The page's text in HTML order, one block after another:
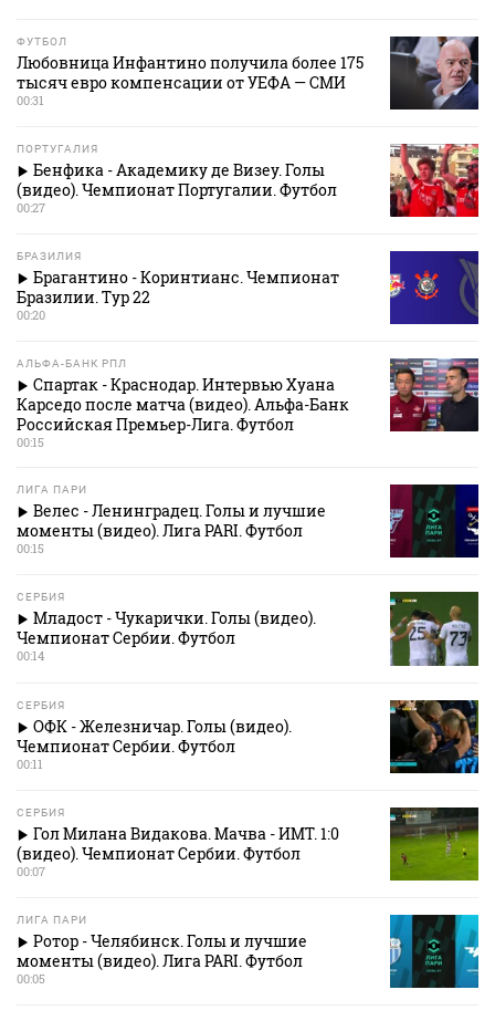
ФУТБОЛ
Любовница Инфантино получила более 175
тысяч евро компенсации от УЕФА — СМИ
00:31
ПОРТУГАЛИЯ
Бенфика - Академику де Визеу. Голы
(видео). Чемпионат Португалии. Футбол
00:27
БРАЗИЛИЯ
Брагантино - Коринтианс. Чемпионат
Бразилии. Тур 22
00:20
АЛЬФА-БАНК РПЛ
Спартак - Краснодар. Интервью Хуана
Карседо после матча (видео). Альфа-Банк
Российская Премьер-Лига. Футбол
00:15
ЛИГА ПАРИ
Велес - Ленинградец. Голы и лучшие
моменты (видео). Лига PARI. Футбол
00:15
СЕРБИЯ
Младост - Чукарички. Голы (видео).
Чемпионат Сербии. Футбол
00:14
СЕРБИЯ
ОФК - Железничар. Голы (видео).
Чемпионат Сербии. Футбол
00:11
СЕРБИЯ
Гол Милана Видакова. Мачва - ИМТ. 1:0
(видео). Чемпионат Сербии. Футбол
00:07
ЛИГА ПАРИ
Ротор - Челябинск. Голы и лучшие
моменты (видео). Лига PARI. Футбол
00:05